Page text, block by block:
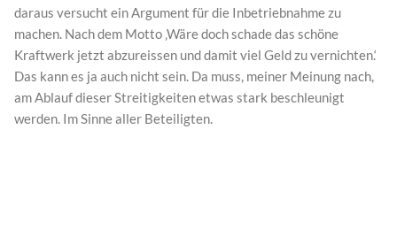
daraus versucht ein Argument für die Inbetriebnahme zu
machen. Nach dem Motto ‚Wäre doch schade das schöne
Kraftwerk jetzt abzureissen und damit viel Geld zu vernichten.‘
Das kann es ja auch nicht sein. Da muss, meiner Meinung nach,
am Ablauf dieser Streitigkeiten etwas stark beschleunigt
werden. Im Sinne aller Beteiligten.